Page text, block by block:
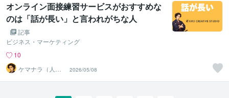
オンライン面接練習サービスがおすすめな
のは「話が長い」と言われがちな人
記事
ビジネス・マーケティング
10
ケマナラ（人
事・採用コンサ
ルタント）
2026/05/08